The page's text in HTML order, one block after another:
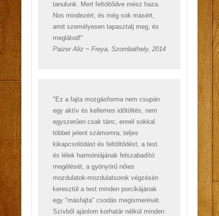
tanulunk. Mert feltöltődve mész haza.
Nos mindezért, és még sok másért,
amit személyesen tapasztalj meg, és
meglátod!"
Paizer Aliz ~ Freya, Szombathely, 2014
"Ez a fajta mozgásforma nem csupán
egy aktív és kellemes időtöltés, nem
egyszerűen csak tánc, ennél sokkal
többet jelent számomra; teljes
kikapcsolódást és feltöltődést, a test
és lélek harmóniájának felszabadító
megélését, a gyönyörű nőies
mozdulatok-mozdulatsorok végzésén
keresztül a test minden porcikájának
egy "másfajta" csodás megismerését.
Szívből ajánlom korhatár nélkül minden